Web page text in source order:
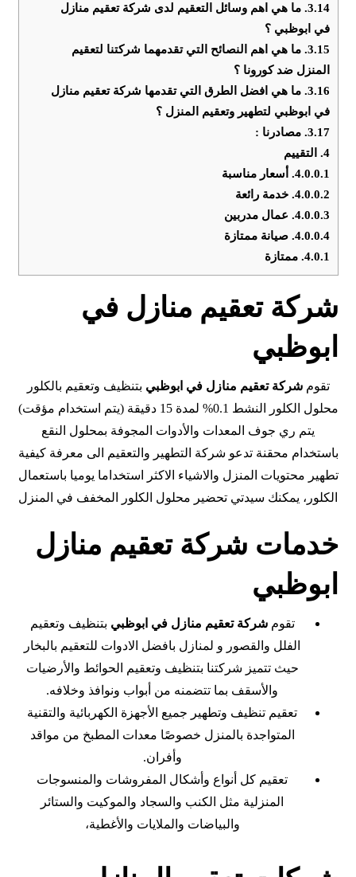
3.14. ما هي اهم وسائل التعقيم لدى شركة تعقيم منازل
في ابوظبي ؟
3.15. ما هي اهم النصائح التي تقدمهما شركتنا لتعقيم
المنزل ضد كورونا ؟
3.16. ما هي افضل الطرق التي تقدمها شركة تعقيم منازل
في ابوظبي لتطهير وتعقيم المنزل ؟
3.17. مصادرنا :
4.
التقييم
4.0.0.1. أسعار مناسبة
4.0.0.2. خدمة رائعة
4.0.0.3. عمال مدربين
4.0.0.4. صيانة ممتازة
4.0.1. ممتازة
شركة تعقيم منازل في
ابوظبي
تقومشركة تعقيم منازل في ابوظبي بتنظيف وتعقيم بالكلور
محلول الكلور النشط 0.1% لمدة 15 دقيقة (يتم استخدام مؤقت)
يتم ري جوف المعدات والأدوات المجوفة بمحلول النقع
باستخدام محقنة تدعو شركة التطهير والتعقيم الى معرفة كيفية
تطهير محتويات المنزل والاشياء الاكثر استخداما يوميا باستعمال
الكلور، يمكنك سيدتي تحضير محلول الكلور المخفف في المنزل
خدمات شركة تعقيم منازل
ابوظبي
تقومشركة تعقيم منازل في ابوظبي بتنظيف وتعقيم
الفلل والقصور و لمنازل بافضل الادوات للتعقيم بالبخار
حيث تتميز شركتنا بتنظيف وتعقيم الحوائط والأرضيات
والأسقف بما تتضمنه من أبواب ونوافذ وخلافه.
تعقيم تنظيف وتطهير جميع الأجهزة الكهربائية والتقنية
المتواجدة بالمنزل خصوصًا معدات المطبخ من مواقد
وأفران.
تعقيم كل أنواع وأشكال المفروشات والمنسوجات
المنزلية مثل الكنب والسجاد والموكيت والستائر
والبياضات والملايات والأغطية،